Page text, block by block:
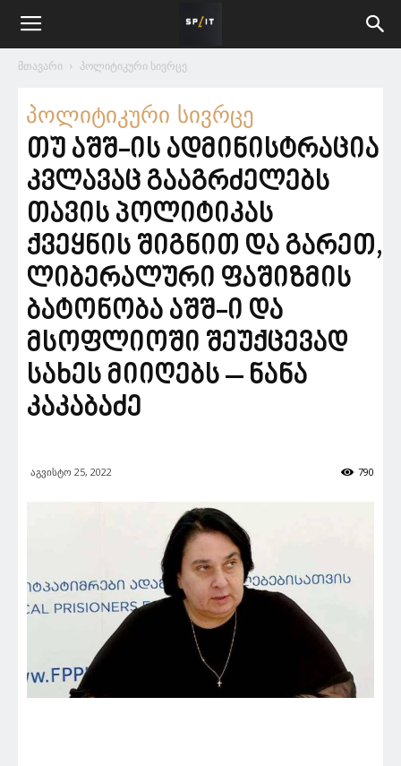
მთავარი პოლიტიკური სივრცე
პოლიტიკური სივრცე
თუ აშშ-ის ადმინისტრაცია
კვლავაც გააგრძელებს
თავის პოლიტიკას
ქვეყნის შიგნით და გარეთ,
ლიბერალური ფაშიზმის
ბატონობა აშშ-ი და
მსოფლიოში შეუქცევად
სახეს მიიღებს – ნანა
კაკაბაძე
აგვისტო 25, 2022 790